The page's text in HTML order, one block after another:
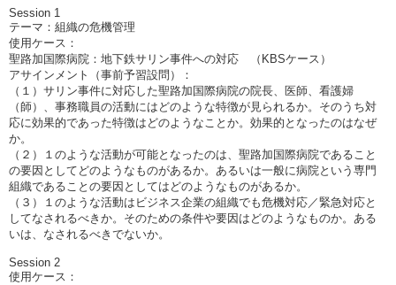
Session 1
テーマ：組織の危機管理
使用ケース：
聖路加国際病院：地下鉄サリン事件への対応 （KBSケース）
アサインメント（事前予習設問）：
（１）サリン事件に対応した聖路加国際病院の院長、医師、看護婦
（師）、事務職員の活動にはどのような特徴が見られるか。そのうち対
応に効果的であった特徴はどのようなことか。効果的となったのはなぜ
か。
（２）１のような活動が可能となったのは、聖路加国際病院であること
の要因としてどのようなものがあるか。あるいは一般に病院という専門
組織であることの要因としてはどのようなものがあるか。
（３）１のような活動はビジネス企業の組織でも危機対応／緊急対応と
してなされるべきか。そのための条件や要因はどのようなものか。ある
いは、なされるべきでないか。
Session 2
使用ケース：